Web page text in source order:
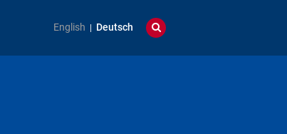
English Deutsch